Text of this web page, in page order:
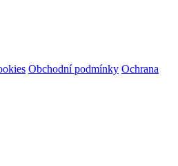
Obchodní podmínky Ochrana